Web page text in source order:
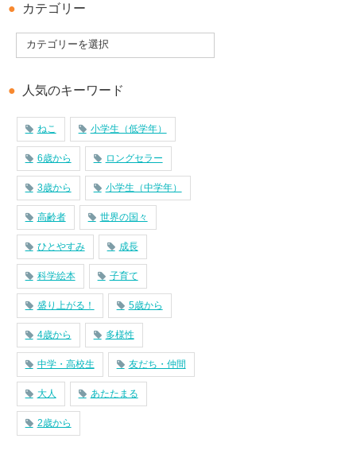
カテゴリー
人気のキーワード
ねこ 小学生（低学年）
6歳から ロングセラー
3歳から 小学生（中学年）
高齢者 世界の国々
ひとやすみ 成長
科学絵本 子育て
盛り上がる！ 5歳から
4歳から 多様性
中学・高校生 友だち・仲間
大人 あたたまる
2歳から